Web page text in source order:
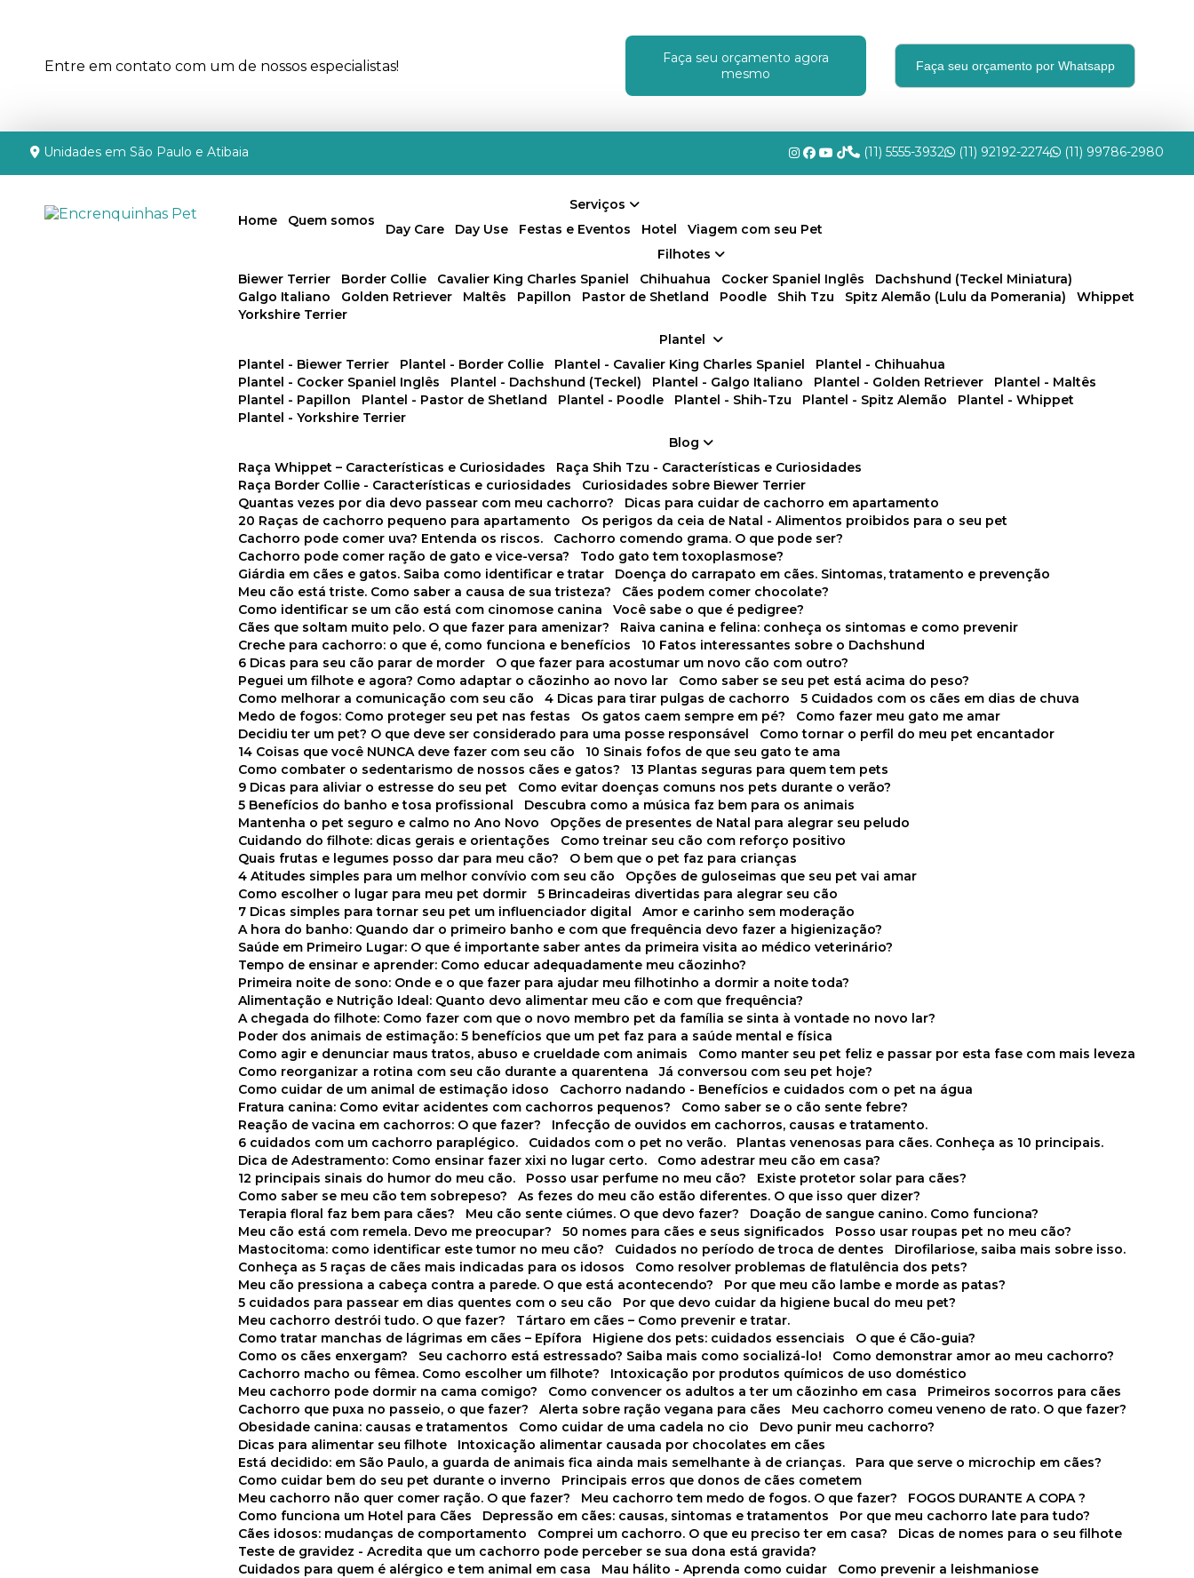
Entre em contato com um de nossos especialistas!
Faça seu orçamento agora
mesmo
Faça seu orçamento por Whatsapp
Unidades em São Paulo e Atibaia (11) 5555-3932 (11) 92192-2274 (11) 99786-2980
Home Quem somos
Plantel
Plantel - Biewer Terrier
Plantel - Border Collie Plantel - Cavalier King Charles Spaniel
Plantel - Chihuahua
Plantel - Cocker Spaniel Inglês
Plantel - Dachshund (Teckel) Plantel - Galgo Italiano Plantel - Golden Retriever
Plantel - Maltês
Plantel - Papillon
Plantel - Pastor de Shetland Plantel - Poodle Plantel - Shih-Tzu Plantel - Spitz Alemão
Plantel - Whippet
Plantel - Yorkshire Terrier
Blog
Raça Whippet – Características e Curiosidades
Raça Shih Tzu - Características e Curiosidades
Raça Border Collie - Características e curiosidades
Curiosidades sobre Biewer Terrier
Quantas vezes por dia devo passear com meu cachorro?
Dicas para cuidar de cachorro em apartamento
20 Raças de cachorro pequeno para apartamento
Os perigos da ceia de Natal - Alimentos proibidos para o seu pet
Cachorro pode comer uva? Entenda os riscos.
Cachorro comendo grama. O que pode ser?
Cachorro pode comer ração de gato e vice-versa?
Todo gato tem toxoplasmose?
Giárdia em cães e gatos. Saiba como identificar e tratar
Doença do carrapato em cães. Sintomas, tratamento e prevenção
Meu cão está triste. Como saber a causa de sua tristeza?
Cães podem comer chocolate?
Como identificar se um cão está com cinomose canina
Você sabe o que é pedigree?
Cães que soltam muito pelo. O que fazer para amenizar?
Raiva canina e felina: conheça os sintomas e como prevenir
Creche para cachorro: o que é, como funciona e benefícios
10 Fatos interessantes sobre o Dachshund
6 Dicas para seu cão parar de morder
O que fazer para acostumar um novo cão com outro?
Peguei um filhote e agora? Como adaptar o cãozinho ao novo lar
Como saber se seu pet está acima do peso?
Como melhorar a comunicação com seu cão
4 Dicas para tirar pulgas de cachorro
5 Cuidados com os cães em dias de chuva
Medo de fogos: Como proteger seu pet nas festas
Os gatos caem sempre em pé?
Como fazer meu gato me amar
Decidiu ter um pet? O que deve ser considerado para uma posse responsável
Como tornar o perfil do meu pet encantador
14 Coisas que você NUNCA deve fazer com seu cão
10 Sinais fofos de que seu gato te ama
Como combater o sedentarismo de nossos cães e gatos?
13 Plantas seguras para quem tem pets
9 Dicas para aliviar o estresse do seu pet
Como evitar doenças comuns nos pets durante o verão?
5 Benefícios do banho e tosa profissional
Descubra como a música faz bem para os animais
Mantenha o pet seguro e calmo no Ano Novo
Opções de presentes de Natal para alegrar seu peludo
Cuidando do filhote: dicas gerais e orientações
Como treinar seu cão com reforço positivo
Quais frutas e legumes posso dar para meu cão?
O bem que o pet faz para crianças
4 Atitudes simples para um melhor convívio com seu cão
Opções de guloseimas que seu pet vai amar
Como escolher o lugar para meu pet dormir
5 Brincadeiras divertidas para alegrar seu cão
7 Dicas simples para tornar seu pet um influenciador digital
Amor e carinho sem moderação
A hora do banho: Quando dar o primeiro banho e com que frequência devo fazer a higienização?
Saúde em Primeiro Lugar: O que é importante saber antes da primeira visita ao médico veterinário?
Tempo de ensinar e aprender: Como educar adequadamente meu cãozinho?
Primeira noite de sono: Onde e o que fazer para ajudar meu filhotinho a dormir a noite toda?
Alimentação e Nutrição Ideal: Quanto devo alimentar meu cão e com que frequência?
A chegada do filhote: Como fazer com que o novo membro pet da família se sinta à vontade no novo lar?
Poder dos animais de estimação: 5 benefícios que um pet faz para a saúde mental e física
Como agir e denunciar maus tratos, abuso e crueldade com animais
Como manter seu pet feliz e passar por esta fase com mais leveza
Como reorganizar a rotina com seu cão durante a quarentena
Já conversou com seu pet hoje?
Como cuidar de um animal de estimação idoso
Cachorro nadando - Benefícios e cuidados com o pet na água
Fratura canina: Como evitar acidentes com cachorros pequenos?
Como saber se o cão sente febre?
Reação de vacina em cachorros: O que fazer?
Infecção de ouvidos em cachorros, causas e tratamento.
6 cuidados com um cachorro paraplégico.
Cuidados com o pet no verão.
Plantas venenosas para cães. Conheça as 10 principais.
Dica de Adestramento: Como ensinar fazer xixi no lugar certo.
Como adestrar meu cão em casa?
12 principais sinais do humor do meu cão.
Posso usar perfume no meu cão?
Existe protetor solar para cães?
Como saber se meu cão tem sobrepeso?
As fezes do meu cão estão diferentes. O que isso quer dizer?
Terapia floral faz bem para cães?
Meu cão sente ciúmes. O que devo fazer?
Doação de sangue canino. Como funciona?
Meu cão está com remela. Devo me preocupar?
50 nomes para cães e seus significados
Posso usar roupas pet no meu cão?
Mastocitoma: como identificar este tumor no meu cão?
Cuidados no período de troca de dentes
Dirofilariose, saiba mais sobre isso.
Conheça as 5 raças de cães mais indicadas para os idosos
Como resolver problemas de flatulência dos pets?
Meu cão pressiona a cabeça contra a parede. O que está acontecendo?
Por que meu cão lambe e morde as patas?
5 cuidados para passear em dias quentes com o seu cão
Por que devo cuidar da higiene bucal do meu pet?
Meu cachorro destrói tudo. O que fazer?
Tártaro em cães – Como prevenir e tratar.
Como tratar manchas de lágrimas em cães – Epífora
Higiene dos pets: cuidados essenciais
O que é Cão-guia?
Como os cães enxergam?
Seu cachorro está estressado? Saiba mais como socializá-lo!
Como demonstrar amor ao meu cachorro?
Cachorro macho ou fêmea. Como escolher um filhote?
Intoxicação por produtos químicos de uso doméstico
Meu cachorro pode dormir na cama comigo?
Como convencer os adultos a ter um cãozinho em casa
Primeiros socorros para cães
Cachorro que puxa no passeio, o que fazer?
Alerta sobre ração vegana para cães
Meu cachorro comeu veneno de rato. O que fazer?
Obesidade canina: causas e tratamentos
Como cuidar de uma cadela no cio
Devo punir meu cachorro?
Dicas para alimentar seu filhote
Intoxicação alimentar causada por chocolates em cães
Está decidido: em São Paulo, a guarda de animais fica ainda mais semelhante à de crianças.
Para que serve o microchip em cães?
Como cuidar bem do seu pet durante o inverno
Principais erros que donos de cães cometem
Meu cachorro não quer comer ração. O que fazer?
Meu cachorro tem medo de fogos. O que fazer?
FOGOS DURANTE A COPA ?
Como funciona um Hotel para Cães
Depressão em cães: causas, sintomas e tratamentos
Por que meu cachorro late para tudo?
Cães idosos: mudanças de comportamento
Comprei um cachorro. O que eu preciso ter em casa?
Dicas de nomes para o seu filhote
Teste de gravidez - Acredita que um cachorro pode perceber se sua dona está gravida?
Cuidados para quem é alérgico e tem animal em casa
Mau hálito - Aprenda como cuidar
Como prevenir a leishmaniose
Serviços
Day Care
Day Use Festas e Eventos Hotel
Viagem com seu Pet
Filhotes
Biewer Terrier
Border Collie Cavalier King Charles Spaniel Chihuahua Cocker Spaniel Inglês
Dachshund (Teckel Miniatura)
Galgo Italiano
Golden Retriever Maltês Papillon Pastor de Shetland Poodle Shih Tzu Spitz Alemão (Lulu da Pomerania)
Whippet
Yorkshire Terrier